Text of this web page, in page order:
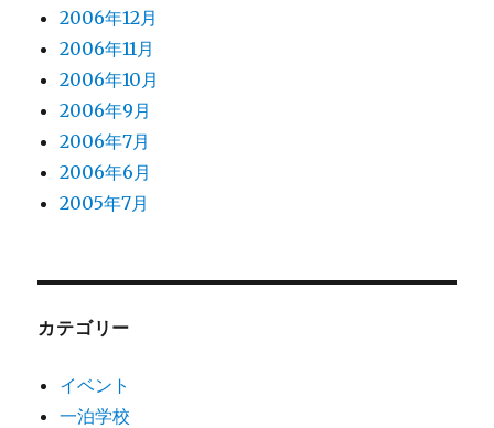
2006年12月
2006年11月
2006年10月
2006年9月
2006年7月
2006年6月
2005年7月
カテゴリー
イベント
一泊学校